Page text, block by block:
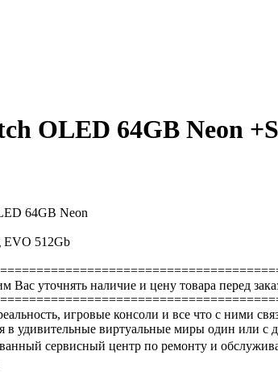
OLED 64GB Neon
64GB Neon
EVO 512Gb
Вас уточнять наличие и цену товара перед
игровые консоли и все что с ними
в удивительные виртуальные миры один или с
сервисный центр по ремонту и